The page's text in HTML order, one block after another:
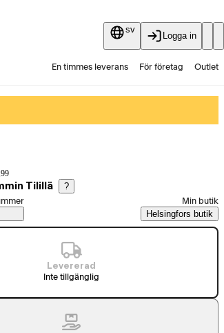
sv
Logga in
En timmes leverans För företag Outlet
99
Tilillä ?
Min butik
Helsingfors butik
Levererad
Inte tillgänglig